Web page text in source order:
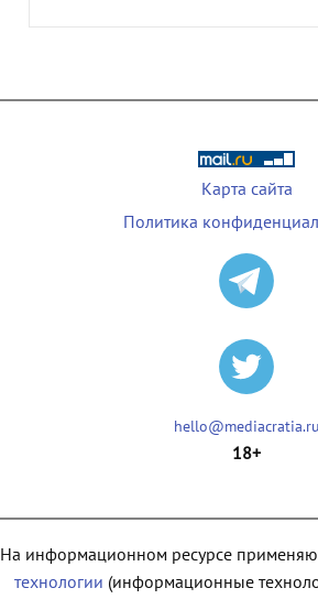
Карта сайта
Политика
hello@mediacratia.ru
18+
На информационном ресурсе
технологии (информационные